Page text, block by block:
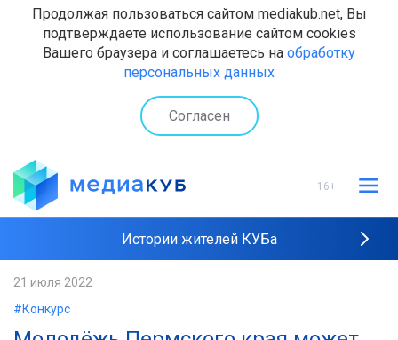
Продолжая пользоваться сайтом mediakub.net, Вы
подтверждаете использование сайтом cookies
Вашего браузера и соглашаетесь на обработку
персональных данных
Согласен
16+
Истории жителей КУБа
21 июля 2022
#Конкурс